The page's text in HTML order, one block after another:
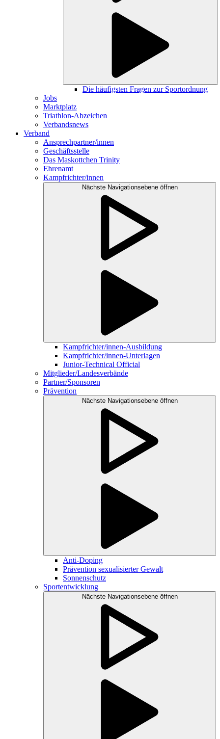
Die häufigsten Fragen zur Sportordnung
Jobs
Marktplatz
Triathlon-Abzeichen
Verbandsnews
Verband
Ansprechpartner/innen
Geschäftsstelle
Das Maskottchen Trinity
Ehrenamt
Kampfrichter/innen
Nächste Navigationsebene öffnen
Kampfrichter/innen-Ausbildung
Kampfrichter/innen-Unterlagen
Junior-Technical Official
Mitglieder/Landesverbände
Partner/Sponsoren
Prävention
Nächste Navigationsebene öffnen
Anti-Doping
Prävention sexualisierter Gewalt
Sonnenschutz
Sportentwicklung
Nächste Navigationsebene öffnen